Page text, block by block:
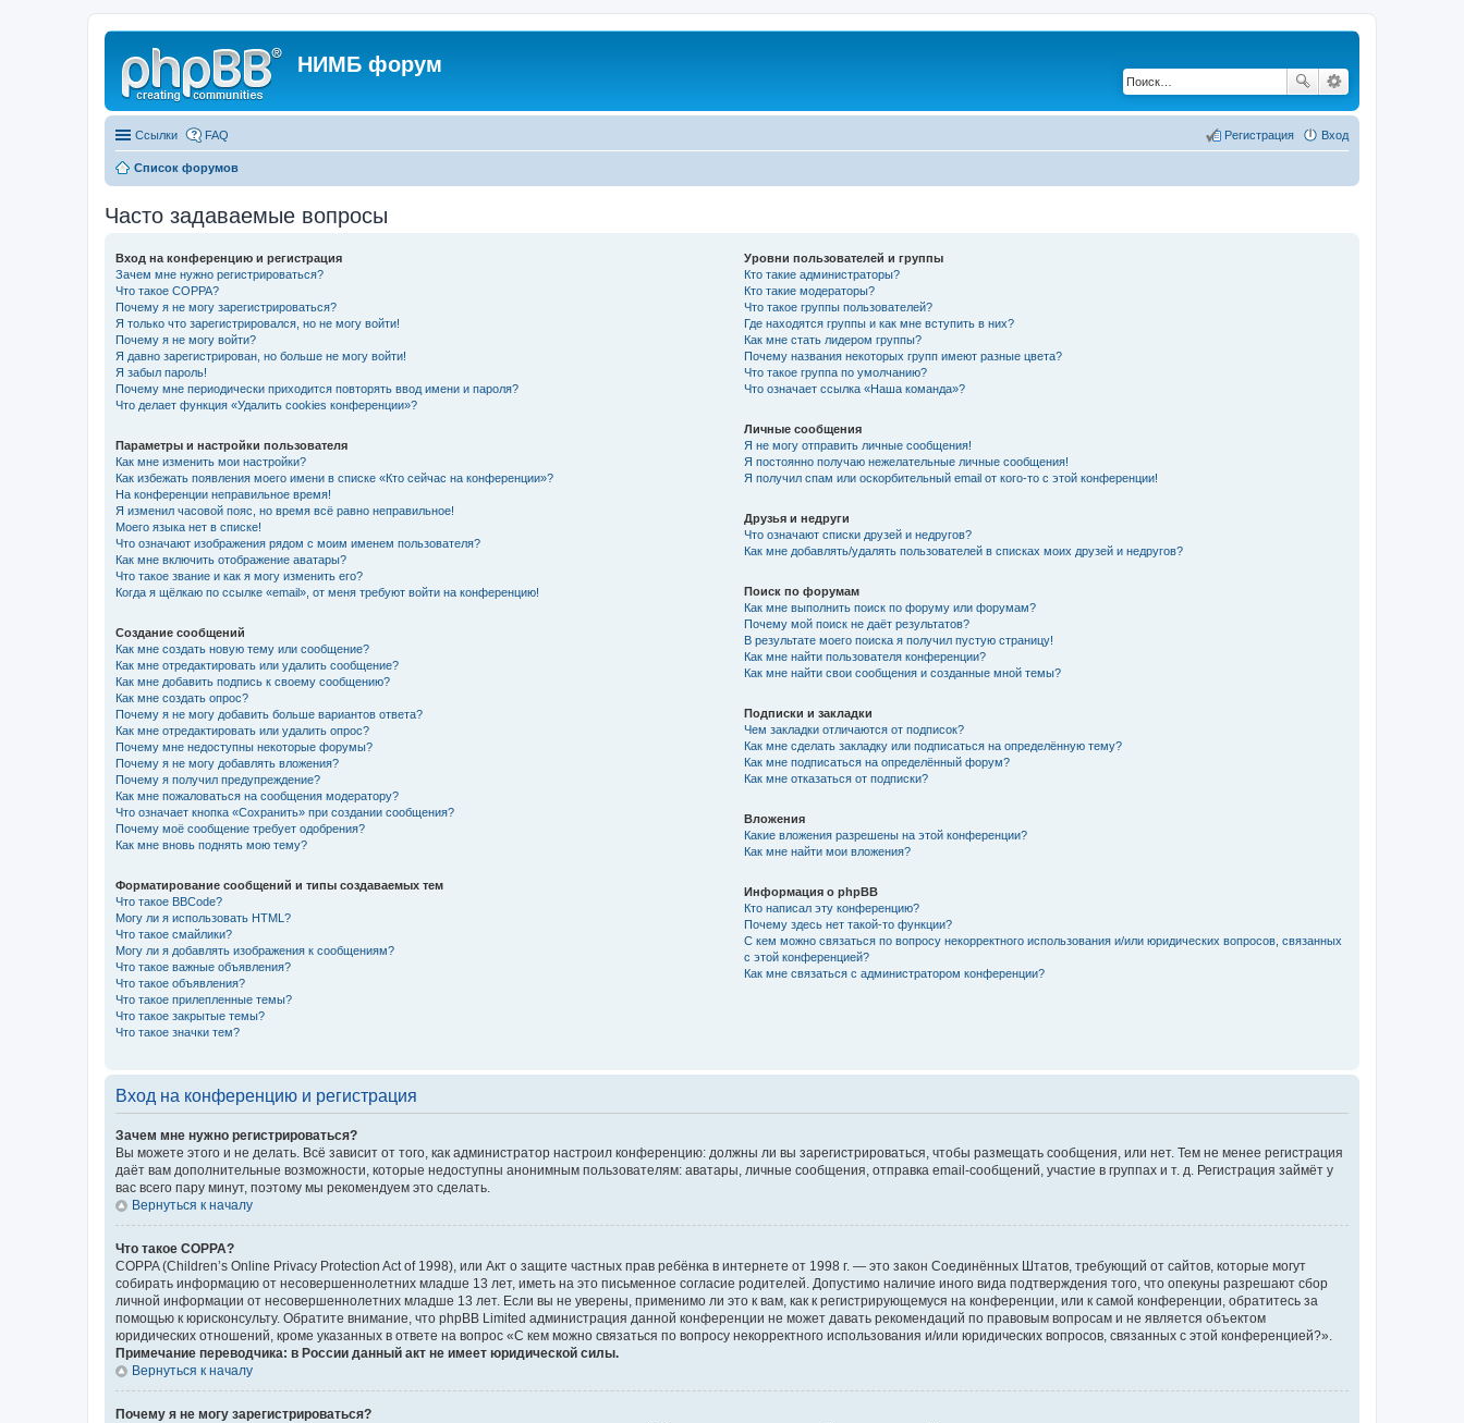
НИМБ форум
Ссылки FAQ Вход
Регистрация
Список форумов
Часто задаваемые вопросы
Вход на конференцию и регистрация
Зачем мне нужно регистрироваться?
Что такое COPPA?
Почему я не могу зарегистрироваться?
Я только что зарегистрировался, но не могу войти!
Почему я не могу войти?
Я давно зарегистрирован, но больше не могу войти!
Я забыл пароль!
Почему мне периодически приходится повторять ввод имени и пароля?
Что делает функция «Удалить cookies конференции»?
Параметры и настройки пользователя
Как мне изменить мои настройки?
Как избежать появления моего имени в списке «Кто сейчас на конференции»?
На конференции неправильное время!
Я изменил часовой пояс, но время всё равно неправильное!
Моего языка нет в списке!
Что означают изображения рядом с моим именем пользователя?
Как мне включить отображение аватары?
Что такое звание и как я могу изменить его?
Когда я щёлкаю по ссылке «email», от меня требуют войти на конференцию!
Создание сообщений
Как мне создать новую тему или сообщение?
Как мне отредактировать или удалить сообщение?
Как мне добавить подпись к своему сообщению?
Как мне создать опрос?
Почему я не могу добавить больше вариантов ответа?
Как мне отредактировать или удалить опрос?
Почему мне недоступны некоторые форумы?
Почему я не могу добавлять вложения?
Почему я получил предупреждение?
Как мне пожаловаться на сообщения модератору?
Что означает кнопка «Сохранить» при создании сообщения?
Почему моё сообщение требует одобрения?
Как мне вновь поднять мою тему?
Форматирование сообщений и типы создаваемых тем
Что такое BBCode?
Могу ли я использовать HTML?
Что такое смайлики?
Могу ли я добавлять изображения к сообщениям?
Что такое важные объявления?
Что такое объявления?
Что такое прилепленные темы?
Что такое закрытые темы?
Что такое значки тем?
Уровни пользователей и группы
Кто такие администраторы?
Кто такие модераторы?
Что такое группы пользователей?
Где находятся группы и как мне вступить в них?
Как мне стать лидером группы?
Почему названия некоторых групп имеют разные цвета?
Что такое группа по умолчанию?
Что означает ссылка «Наша команда»?
Личные сообщения
Я не могу отправить личные сообщения!
Я постоянно получаю нежелательные личные сообщения!
Я получил спам или оскорбительный email от кого-то с этой конференции!
Друзья и недруги
Что означают списки друзей и недругов?
Как мне добавлять/удалять пользователей в списках моих друзей и недругов?
Поиск по форумам
Как мне выполнить поиск по форуму или форумам?
Почему мой поиск не даёт результатов?
В результате моего поиска я получил пустую страницу!
Как мне найти пользователя конференции?
Как мне найти свои сообщения и созданные мной темы?
Подписки и закладки
Чем закладки отличаются от подписок?
Как мне сделать закладку или подписаться на определённую тему?
Как мне подписаться на определённый форум?
Как мне отказаться от подписки?
Вложения
Какие вложения разрешены на этой конференции?
Как мне найти мои вложения?
Информация о phpBB
Кто написал эту конференцию?
Почему здесь нет такой-то функции?
С кем можно связаться по вопросу некорректного использования и/или юридических вопросов, связанных
с этой конференцией?
Как мне связаться с администратором конференции?
Вход на конференцию и регистрация
Зачем мне нужно регистрироваться?
Вы можете этого и не делать. Всё зависит от того, как администратор настроил конференцию: должны ли вы зарегистрироваться, чтобы размещать сообщения, или нет. Тем не менее регистрация
даёт вам дополнительные возможности, которые недоступны анонимным пользователям: аватары, личные сообщения, отправка email-сообщений, участие в группах и т. д. Регистрация займёт у
вас всего пару минут, поэтому мы рекомендуем это сделать.
Вернуться к началу
Что такое COPPA?
COPPA (Children’s Online Privacy Protection Act of 1998), или Акт о защите частных прав ребёнка в интернете от 1998 г. — это закон Соединённых Штатов, требующий от сайтов, которые могут
собирать информацию от несовершеннолетних младше 13 лет, иметь на это письменное согласие родителей. Допустимо наличие иного вида подтверждения того, что опекуны разрешают сбор
личной информации от несовершеннолетних младше 13 лет. Если вы не уверены, применимо ли это к вам, как к регистрирующемуся на конференции, или к самой конференции, обратитесь за
помощью к юрисконсульту. Обратите внимание, что phpBB Limited администрация данной конференции не может давать рекомендаций по правовым вопросам и не является объектом
юридических отношений, кроме указанных в ответе на вопрос «С кем можно связаться по вопросу некорректного использования и/или юридических вопросов, связанных с этой конференцией?».
Примечание переводчика: в России данный акт не имеет юридической силы.
Вернуться к началу
Почему я не могу зарегистрироваться?